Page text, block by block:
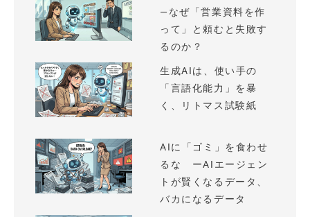
—なぜ「営業資料を作
って」と頼むと失敗す
るのか？
生成AIは、使い手の
「言語化能力」を暴
く、リトマス試験紙
AIに「ゴミ」を食わせ
るな ーAIエージェン
トが賢くなるデータ、
バカになるデータ